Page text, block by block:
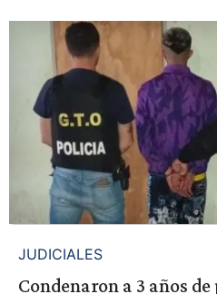
JUDICIALES
Condenaron a 3 años